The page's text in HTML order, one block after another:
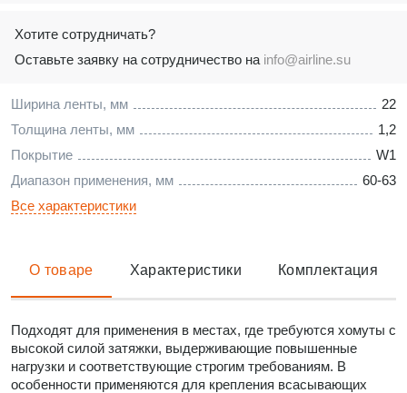
Ширина ленты, мм
22
Толщина ленты, мм
1,2
Покрытие
W1
Диапазон применения, мм
60-63
Все характеристики
Хотите сотрудничать?
Оставьте заявку на сотрудничество на info@airline.su
О товаре Характеристики Комплектация
Подходят для применения в местах, где требуются хомуты c
высокой силой затяжки, выдерживающие повышенные
нагрузки и соответствующие строгим требованиям. В
особенности применяются для крепления всасывающих